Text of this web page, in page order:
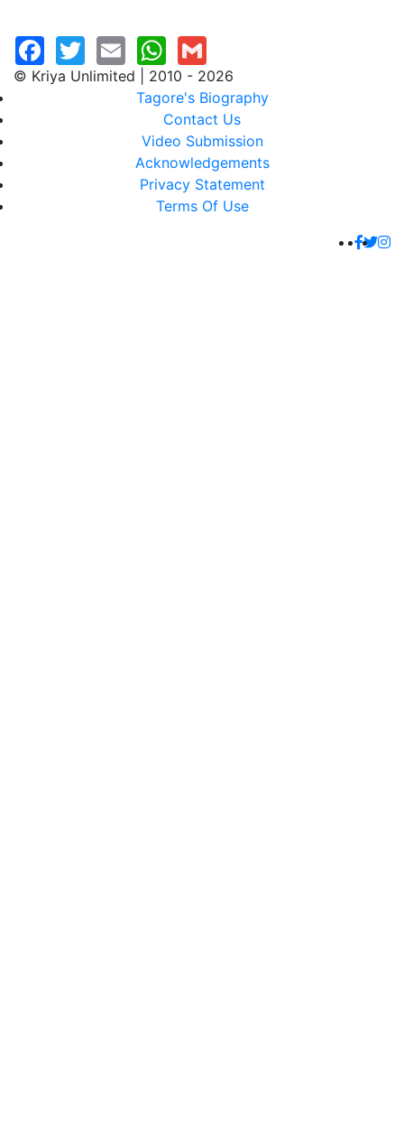
© Kriya Unlimited | 2010 - 2026
Tagore's Biography
Contact Us
Video Submission
Acknowledgements
Privacy Statement
Terms Of Use